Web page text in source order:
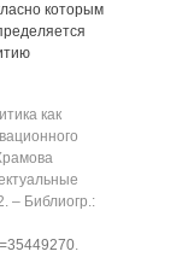
которым
как
‒ Библиогр.:
.